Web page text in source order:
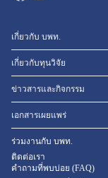
เกี่ยวกับ บพท.
เกี่ยวกับทุนวิจัย
ข่าวสารและกิจกรรม
เอกสารเผยแพร่
ร่วมงานกับ บพท.
ติดต่อเรา
คำถามที่พบบ่อย (FAQ)